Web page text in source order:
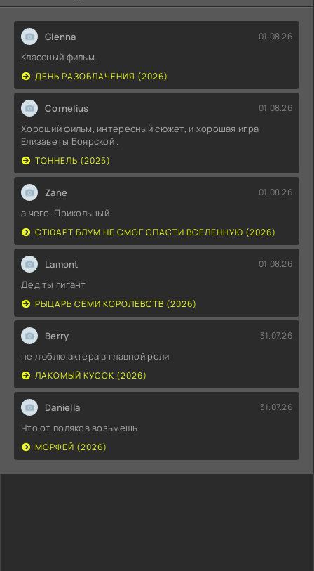
Glenna 01.08.26
Классный фильм.
ДЕНЬ РАЗОБЛАЧЕНИЯ (2026)
Cornelius 01.08.26
Хороший фильм, интересный сюжет, и хорошая игра
Елизаветы Боярской .
ТОННЕЛЬ (2025)
Zane 01.08.26
а чего. Прикольный.
СТЮАРТ БЛУМ НЕ СМОГ СПАСТИ ВСЕЛЕННУЮ (2026)
Lamont 01.08.26
Дед ты гигант
РЫЦАРЬ СЕМИ КОРОЛЕВСТВ (2026)
Berry 31.07.26
не люблю актера в главной роли
ЛАКОМЫЙ КУСОК (2026)
Daniella 31.07.26
Что от поляков возьмешь
МОРФЕЙ (2026)